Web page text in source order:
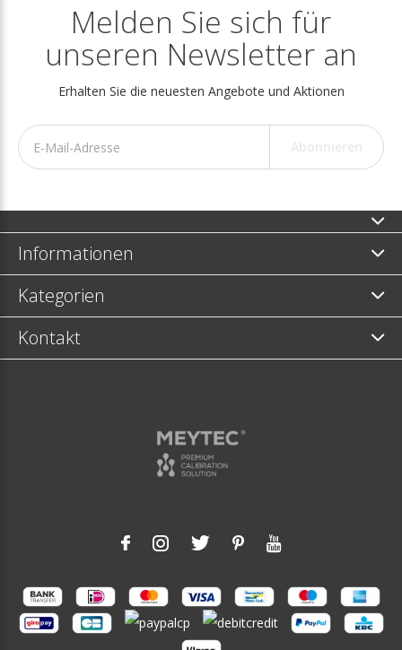
Melden Sie sich für
unseren Newsletter an
Erhalten Sie die neuesten Angebote und Aktionen
Informationen
Kategorien
Kontakt